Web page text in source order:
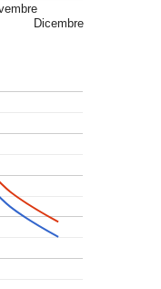
Dicembre